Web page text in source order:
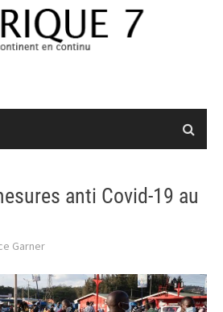
anti Covid-19 au
Garner